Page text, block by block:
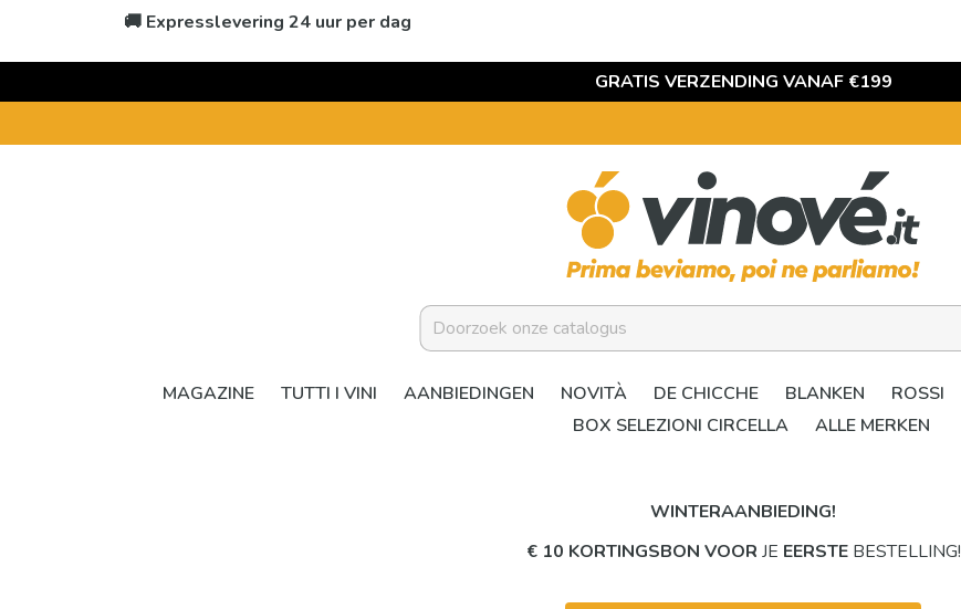
🚚 Expresslevering 24 uur per dag
GRATIS VERZENDING VANAF €199
MAGAZINE TUTTI I VINI AANBIEDINGEN NOVITÀ DE CHICCHE BLANKEN ROSSI
BOX SELEZIONI CIRCELLA
ALLE MERKEN
WINTERAANBIEDING!
€ 10 KORTINGSBON VOOR JE EERSTEBESTELLING!